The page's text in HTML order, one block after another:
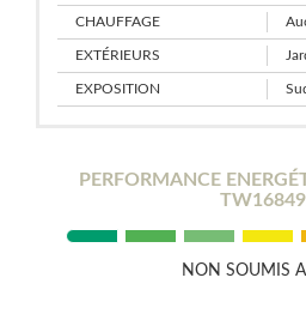
CHAUFFAGE
EXTÉRIEURS
EXPOSITION
PERFORMANCE
NON SOUMIS